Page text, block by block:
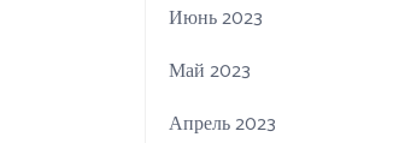
Июнь 2023
Май 2023
Апрель 2023